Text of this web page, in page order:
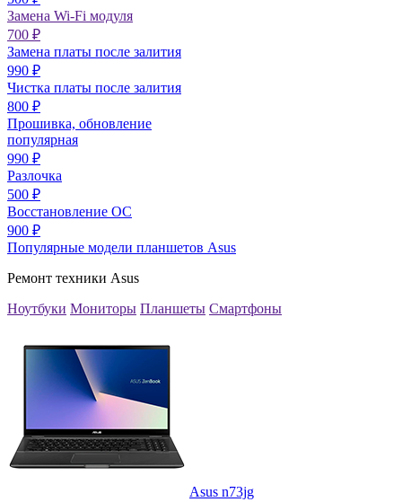
Замена Wi-Fi модуля
700 ₽
Замена платы после залития
990 ₽
Чистка платы после залития
800 ₽
Прошивка, обновление
популярная
990 ₽
Разлочка
500 ₽
Восстановление ОС
900 ₽
Популярные модели планшетов Asus
Ремонт техники Asus
Ноутбуки Мониторы Планшеты Смартфоны
Asus n73jg